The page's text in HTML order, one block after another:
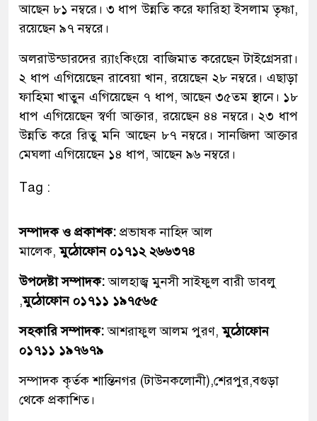
আছেন ৮১ নম্বরে। ৩ ধাপ উন্নতি করে ফারিহা ইসলাম তৃষ্ণা,
রয়েছেন ৯৭ নম্বরে।
অলরাউন্ডারদের র‍্যাংকিংয়ে বাজিমাত করেছেন টাইগ্রেসরা।
২ ধাপ এগিয়েছেন রাবেয়া খান, রয়েছেন ২৮ নম্বরে। এছাড়া
ফাহিমা খাতুন এগিয়েছেন ৭ ধাপ, আছেন ৩৫তম স্থানে। ১৮
ধাপ এগিয়েছেন স্বর্ণা আক্তার, রয়েছেন ৪৪ নম্বরে। ২৩ ধাপ
উন্নতি করে রিতু মনি আছেন ৮৭ নম্বরে। সানজিদা আক্তার
মেঘলা এগিয়েছেন ১৪ ধাপ, আছেন ৯৬ নম্বরে।
Tag :
সম্পাদক ও প্রকাশক: প্রভাষক নাহিদ আল
মালেক,মুঠোফোন ০১৭১২ ২৬৬৩৭৪
উপদেষ্টা সম্পাদক:আলহাজ্ব মুনসী সাইফুল বারী ডাবলু
,মুঠোফোন ০১৭১১ ১৯৭৫৬৫
সহকারি সম্পাদক:আশরাফুল আলম পুরণ,মুঠোফোন
০১৭১১ ১৯৭৬৭৯
সম্পাদক কৃর্তক শান্তিনগর (টাউনকলোনী),শেরপুর,বগুড়া
থেকে প্রকাশিত।